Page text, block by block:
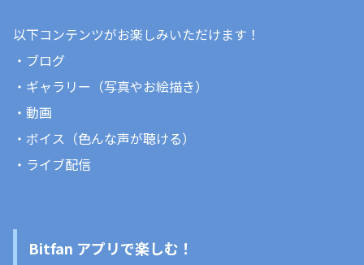
以下コンテンツがお楽しみいただけます！
・ブログ
・ギャラリー（写真やお絵描き）
・動画
・ボイス（色んな声が聴ける）
・ライブ配信
Bitfan アプリで楽しむ！